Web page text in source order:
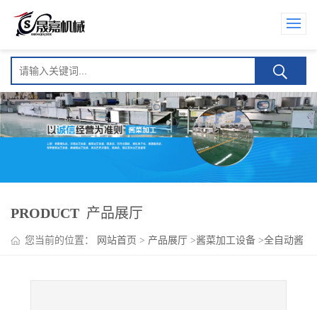
PRODUCT 产品展厅
您当前的位置： 网站首页 > 产品展厅 >酱菜加工设备 >全自动酱